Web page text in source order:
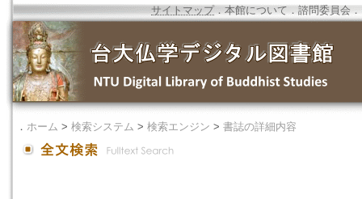
サイトマップ．本館について ． 諮問委員会 ．
． ホーム > 検索システム > 検索エンジン > 書誌の詳細内容